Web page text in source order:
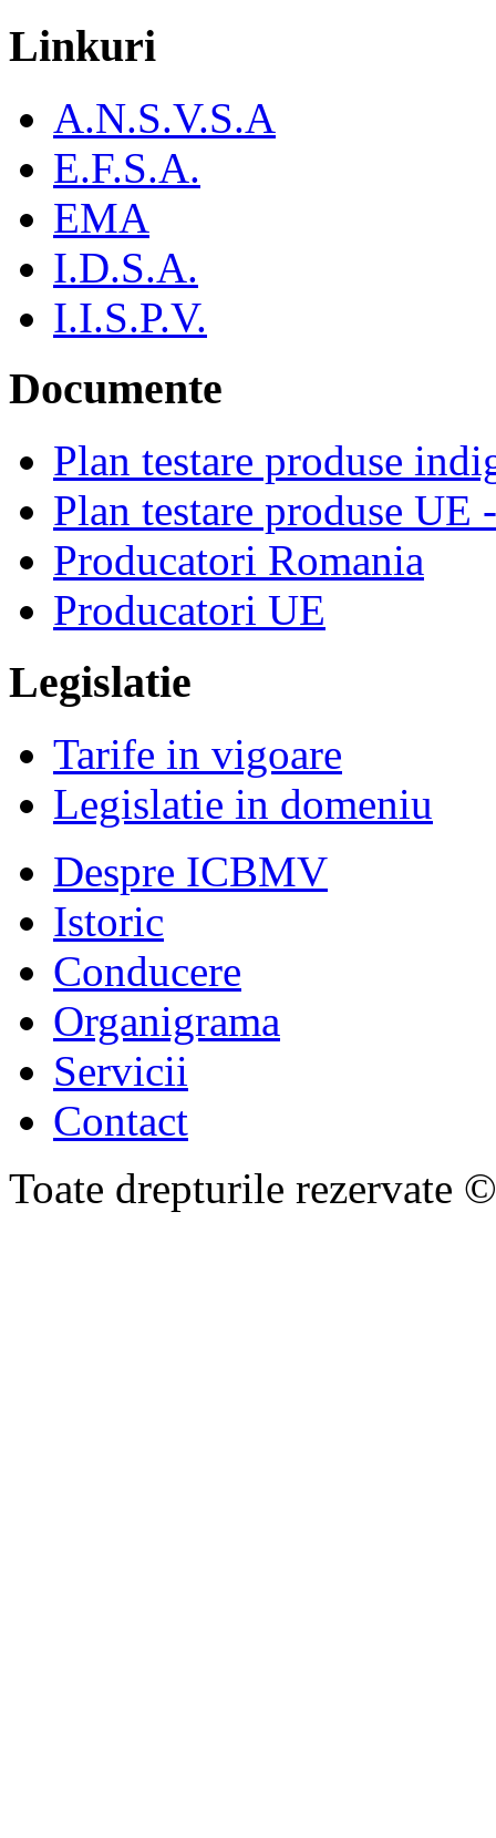
Linkuri
A.N.S.V.S.A
E.F.S.A.
EMA
I.D.S.A.
I.I.S.P.V.
Documente
Plan testare produse
Plan testare produse UE
Producatori Romania
Producatori UE
Legislatie
Tarife in vigoare
Legislatie in domeniu
Despre ICBMV
Istoric
Conducere
Organigrama
Servicii
Contact
Toate drepturile rezervate